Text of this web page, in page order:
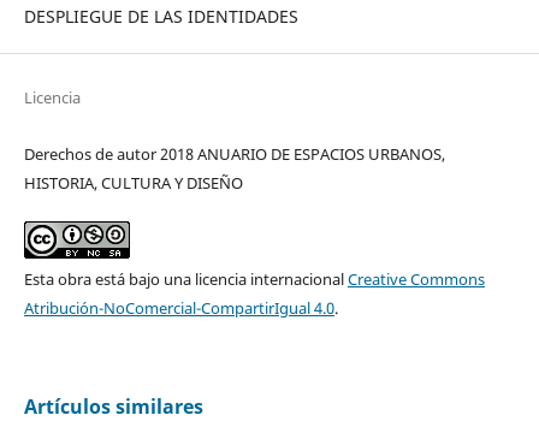
DESPLIEGUE DE LAS IDENTIDADES
Licencia
Derechos de autor 2018 ANUARIO DE ESPACIOS URBANOS,
HISTORIA, CULTURA Y DISEÑO
Esta obra está bajo una licencia internacionalCreative Commons
Atribución-NoComercial-CompartirIgual 4.0.
Artículos similares